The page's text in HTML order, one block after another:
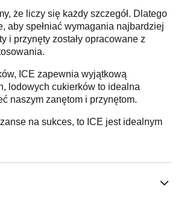
że liczy się każdy szczegół. Dlatego
aby spełniać wymagania najbardziej
i przynęty zostały opracowane z
ICE zapewnia wyjątkową
lodowych cukierków to idealna
naszym zanętom i przynętom.
na sukces, to ICE jest idealnym